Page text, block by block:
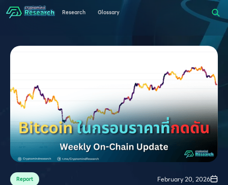
Research Glossary
Report February 20, 2026